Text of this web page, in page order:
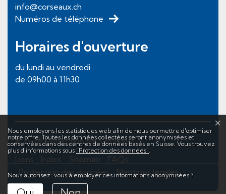
info@corseaux.ch
Numéros de téléphone
Horaires d'ouverture
du lundi au vendredi
de 09h00 à 11h30
© 2026 Commune de Corseaux
Toolbar
Liens Index Sitemap
FAQs
Protection des données
Mentions légales
Statistiques web
Nous employons les statistiques web afin de nous permettre d'optimiser
notre offre. Toutes les données collectées seront anonymisées et
conservées dans des centres de données basés en Suisse. Vous trouvez
plus d'informations sous “Protection des données“.
Nous autorisez-vous à employer ces informations anonymisées ?
×